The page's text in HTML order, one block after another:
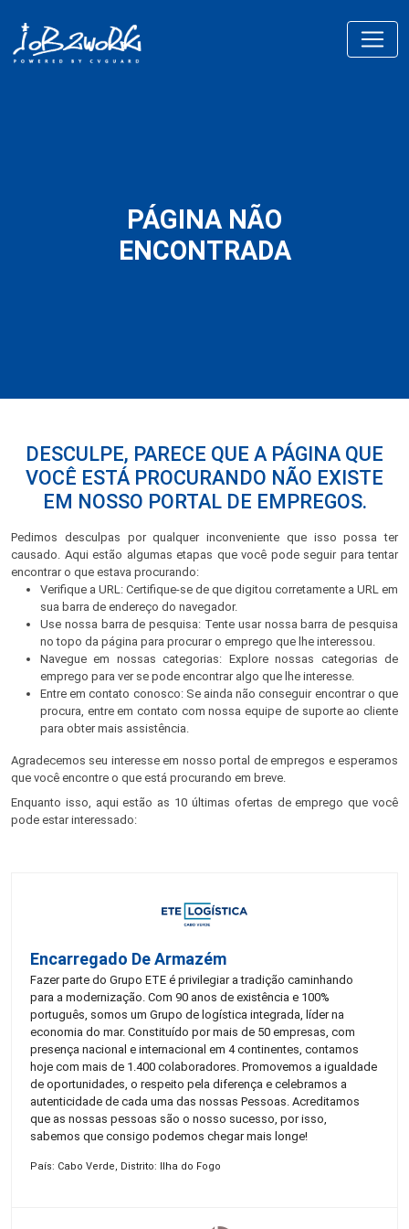
PÁGINA NÃO
ENCONTRADA
DESCULPE, PARECE QUE A PÁGINA QUE
VOCÊ ESTÁ PROCURANDO NÃO EXISTE
EM NOSSO PORTAL DE EMPREGOS.
Pedimos desculpas por qualquer inconveniente que isso possa ter
causado. Aqui estão algumas etapas que você pode seguir para tentar
encontrar o que estava procurando:
Verifique a URL: Certifique-se de que digitou corretamente a URL em
sua barra de endereço do navegador.
Use nossa barra de pesquisa: Tente usar nossa barra de pesquisa
no topo da página para procurar o emprego que lhe interessou.
Navegue em nossas categorias: Explore nossas categorias de
emprego para ver se pode encontrar algo que lhe interesse.
Entre em contato conosco: Se ainda não conseguir encontrar o que
procura, entre em contato com nossa equipe de suporte ao cliente
para obter mais assistência.
Agradecemos seu interesse em nosso portal de empregos e esperamos
que você encontre o que está procurando em breve.
Enquanto isso, aqui estão as 10 últimas ofertas de emprego que você
pode estar interessado:
Encarregado De Armazém
Fazer parte do Grupo ETE é privilegiar a tradição caminhando
para a modernização. Com 90 anos de existência e 100%
português, somos um Grupo de logística integrada, líder na
economia do mar. Constituído por mais de 50 empresas, com
presença nacional e internacional em 4 continentes, contamos
hoje com mais de 1.400 colaboradores. Promovemos a igualdade
de oportunidades, o respeito pela diferença e celebramos a
autenticidade de cada uma das nossas Pessoas. Acreditamos
que as nossas pessoas são o nosso sucesso, por isso,
sabemos que consigo podemos chegar mais longe!
País: Cabo Verde, Distrito: Ilha do Fogo